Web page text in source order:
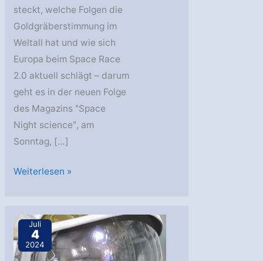
steckt, welche Folgen die
Goldgräberstimmung im
Weltall hat und wie sich
Europa beim Space Race
2.0 aktuell schlägt – darum
geht es in der neuen Folge
des Magazins ʺSpace
Night scienceʺ, am
Sonntag, […]
Space
New
Space
–
Weiterlesen »
Juli
4
2024